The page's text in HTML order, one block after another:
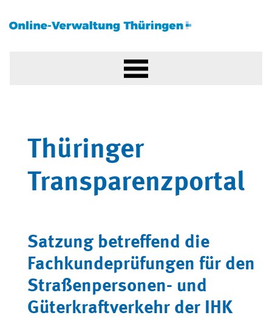
Thüringer
Transparenzportal
Satzung betreffend die
Fachkundeprüfungen für den
Straßenpersonen- und
Güterkraftverkehr der IHK